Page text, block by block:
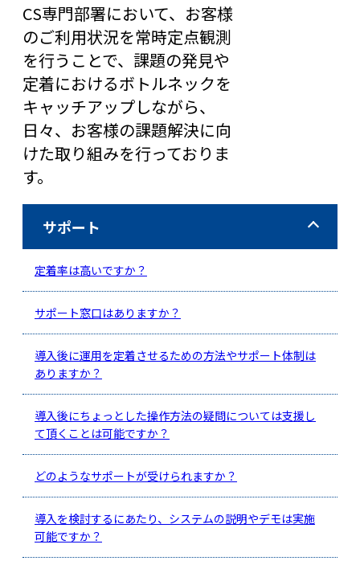
サポート
定着率は高いですか？
サポート窓口はありますか？
導入後に運用を定着させるための方法やサポート体制は
ありますか？
導入後にちょっとした操作方法の疑問については支援し
て頂くことは可能ですか？
どのようなサポートが受けられますか？
導入を検討するにあたり、システムの説明やデモは実施
可能ですか？
CS専門部署において、お客様
のご利用状況を常時定点観測
を行うことで、課題の発見や
定着におけるボトルネックを
キャッチアップしながら、
日々、お客様の課題解決に向
けた取り組みを行っておりま
す。